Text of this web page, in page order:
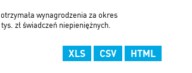
wynagrodzenia za okres
zł świadczeń niepieniężnych.
XLS CSV HTML